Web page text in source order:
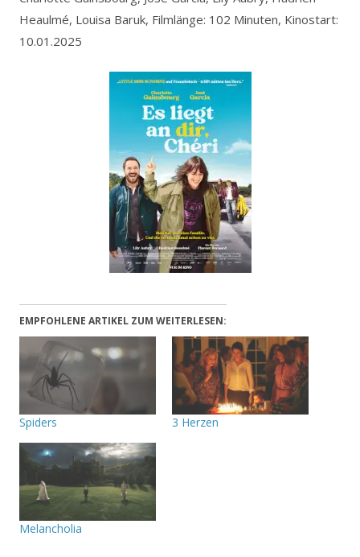
Heaulmé, Louisa Baruk, Filmlänge: 102 Minuten, Kinostart:
10.01.2025
EMPFOHLENE ARTIKEL ZUM WEITERLESEN:
Spiders 3 Herzen
Melancholia